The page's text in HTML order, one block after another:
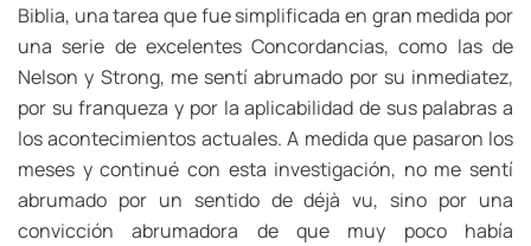
Biblia, una tarea que fue simplificada en gran medida por
una serie de excelentes Concordancias, como las de
Nelson y Strong, me sentí abrumado por su inmediatez,
por su franqueza y por la aplicabilidad de sus palabras a
los acontecimientos actuales. A medida que pasaron los
meses y continué con esta investigación, no me sentí
abrumado por un sentido de déjà vu, sino por una
convicción abrumadora de que muy poco había